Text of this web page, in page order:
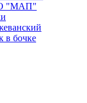
"МАП"
в бочке